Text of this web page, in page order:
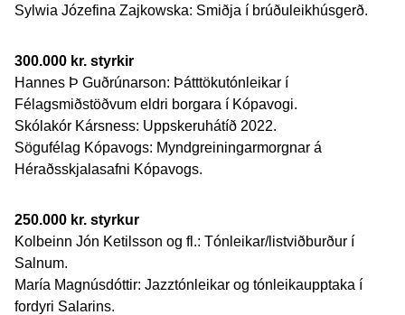
Sylwia Józefina Zajkowska: Smiðja í brúðuleikhúsgerð.
300.000 kr. styrkir
Hannes Þ Guðrúnarson: Þátttökutónleikar í
Félagsmiðstöðvum eldri borgara í Kópavogi.
Skólakór Kársness: Uppskeruhátíð 2022.
Sögufélag Kópavogs: Myndgreiningarmorgnar á
Héraðsskjalasafni Kópavogs.
250.000 kr. styrkur
Kolbeinn Jón Ketilsson og fl.: Tónleikar/listviðburður í
Salnum.
María Magnúsdóttir: Jazztónleikar og tónleikaupptaka í
fordyri Salarins.